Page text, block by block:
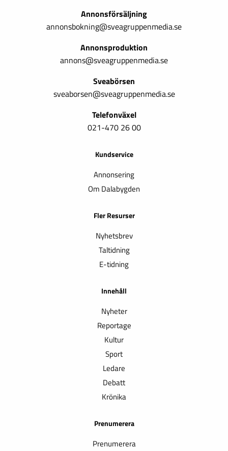
Annonsförsäljning
annonsbokning@sveagruppenmedia.se
Annonsproduktion
annons@sveagruppenmedia.se
Sveabörsen
sveaborsen@sveagruppenmedia.se
Telefonväxel
021-470 26 00
Kundservice
Annonsering
Om Dalabygden
Fler Resurser
Nyhetsbrev
Taltidning
E-tidning
Innehåll
Nyheter
Reportage
Kultur
Sport
Ledare
Debatt
Krönika
Prenumerera
Prenumerera